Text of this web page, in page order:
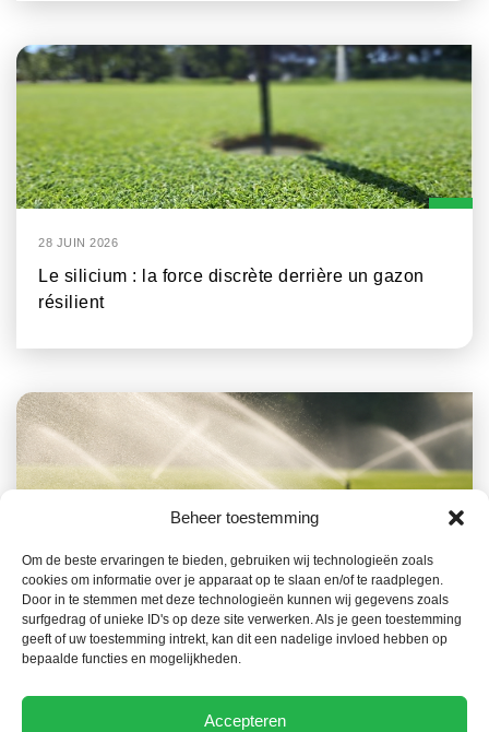
Beheer toestemming
Om de beste ervaringen te bieden, gebruiken wij technologieën zoals
cookies om informatie over je apparaat op te slaan en/of te raadplegen.
Door in te stemmen met deze technologieën kunnen wij gegevens zoals
surfgedrag of unieke ID's op deze site verwerken. Als je geen toestemming
geeft of uw toestemming intrekt, kan dit een nadelige invloed hebben op
bepaalde functies en mogelijkheden.
Accepteren
28 JUIN 2026
Le silicium : la force discrète derrière un gazon
résilient
Tout ce que les paysagistes doivent savoir sur
l’arrosage correct d’une pelouse